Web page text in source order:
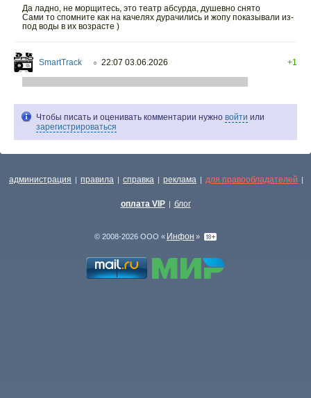
Да ладно, не морщитесь, это театр абсурда, душевно снято
Сами то спомните как на качелях дурачились и жопу показывали из-
под воды в их возрасте )
SmartTrack ○ 22:07 03.06.2026
+1
Чтобы писать и оценивать комментарии нужно войти или
зарегистрироваться
администрация | правила | справка | реклама | для правообладателей |
оплата VIP | блог
© 2008-2026 ООО « Инфон »